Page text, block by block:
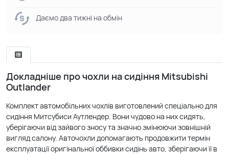
Даємо два тижні на обмін
Докладніше про чохли на сидіння Mitsubishi
Outlander
Комплект автомобільних чохлів виготовлений спеціально для
сидіння Митсубиси Аутлендер. Вони чудово на них сидять,
уберігаючи від зайвого зносу та значно змінюючи зовнішній
вигляд салону. Авточохли допомагають продовжити термін
експлуатації оригінальної оббивки сидінь авто, зберігаючи її в